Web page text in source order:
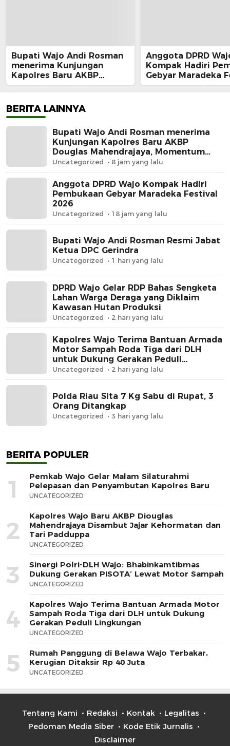
Bupati Wajo Andi Rosman
menerima Kunjungan
Kapolres Baru AKBP
Douglas Mahendrajaya,
Sinergi
Anggota DPRD
Kompak Hadiri
Gebyar Maradeka
2026
BERITA LAINNYA
Bupati Wajo Andi Rosman menerima
Kunjungan Kapolres Baru AKBP
Douglas Mahendrajaya, Momentum
Memperkuat Sinergi
Uncategorized 8 jam yang lalu
Anggota DPRD Wajo Kompak Hadiri
Pembukaan Gebyar Maradeka Festival
2026
Uncategorized 18 jam yang lalu
Bupati Wajo Andi Rosman Resmi Jabat
Ketua DPC Gerindra
Uncategorized 1 hari yang lalu
DPRD Wajo Gelar RDP Bahas Sengketa
Lahan Warga Deraga yang Diklaim
Kawasan Hutan Produksi
Uncategorized 2 hari yang lalu
Kapolres Wajo Terima Bantuan Armada
Motor Sampah Roda Tiga dari DLH
untuk Dukung Gerakan Peduli
Lingkungan
Uncategorized 2 hari yang lalu
Polda Riau Sita 7 Kg Sabu di Rupat, 3
Orang Ditangkap
Uncategorized 3 hari yang lalu
BERITA POPULER
1
Pemkab Wajo Gelar Malam Silaturahmi
Pelepasan dan Penyambutan Kapolres Baru
UNCATEGORIZED
2
Kapolres Wajo Baru AKBP Diouglas
Mahendrajaya Disambut Jajar Kehormatan dan
Tari Padduppa
UNCATEGORIZED
3
Sinergi Polri-DLH Wajo: Bhabinkamtibmas
Dukung Gerakan PISOTA’ Lewat Motor Sampah
UNCATEGORIZED
4
Kapolres Wajo Terima Bantuan Armada Motor
Sampah Roda Tiga dari DLH untuk Dukung
Gerakan Peduli Lingkungan
UNCATEGORIZED
5
Rumah Panggung di Belawa Wajo Terbakar,
Kerugian Ditaksir Rp 40 Juta
UNCATEGORIZED
Tentang Kami Redaksi Kontak
Legalitas
Pedoman Media Siber
Kode Etik Jurnalis
Disclaimer